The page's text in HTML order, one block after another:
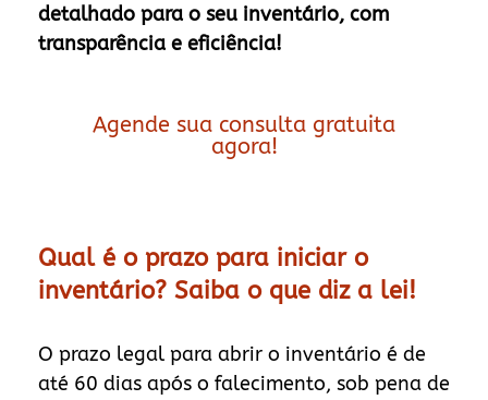
detalhado para o seu inventário, com
transparência e eficiência!
Agende sua consulta gratuita
agora!
Qual é o prazo para iniciar o
inventário? Saiba o que diz a lei!
O prazo legal para abrir o inventário é de
até 60 dias após o falecimento, sob pena de